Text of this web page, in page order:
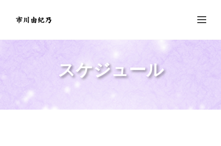
スケジュール